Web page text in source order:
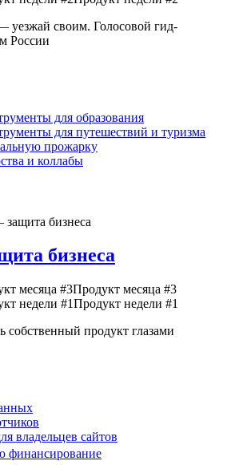
уезжай своим. Голосовой гид-
России
для образования
для путешествий и туризма
прожарку
и коллабы
бизнеса
Продукт месяца #3
Продукт недели #1
продукт глазами
владельцев сайтов
финансирование